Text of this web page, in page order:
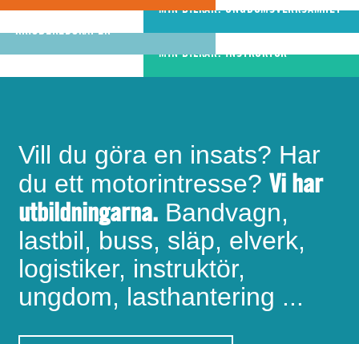
MIN BILKÅR: UNGDOMSVERKSAMHET
MIN BILKÅR: CIVILA
KRISBEREDSKAPEN
riktigt bra
bandvagnsförare
MIN BILKÅR: INSTRUKTÖR
Vill du göra en insats? Har
du ett motorintresse? Vi har
utbildningarna. Bandvagn,
lastbil, buss, släp, elverk,
logistiker, instruktör,
ungdom, lasthantering ...